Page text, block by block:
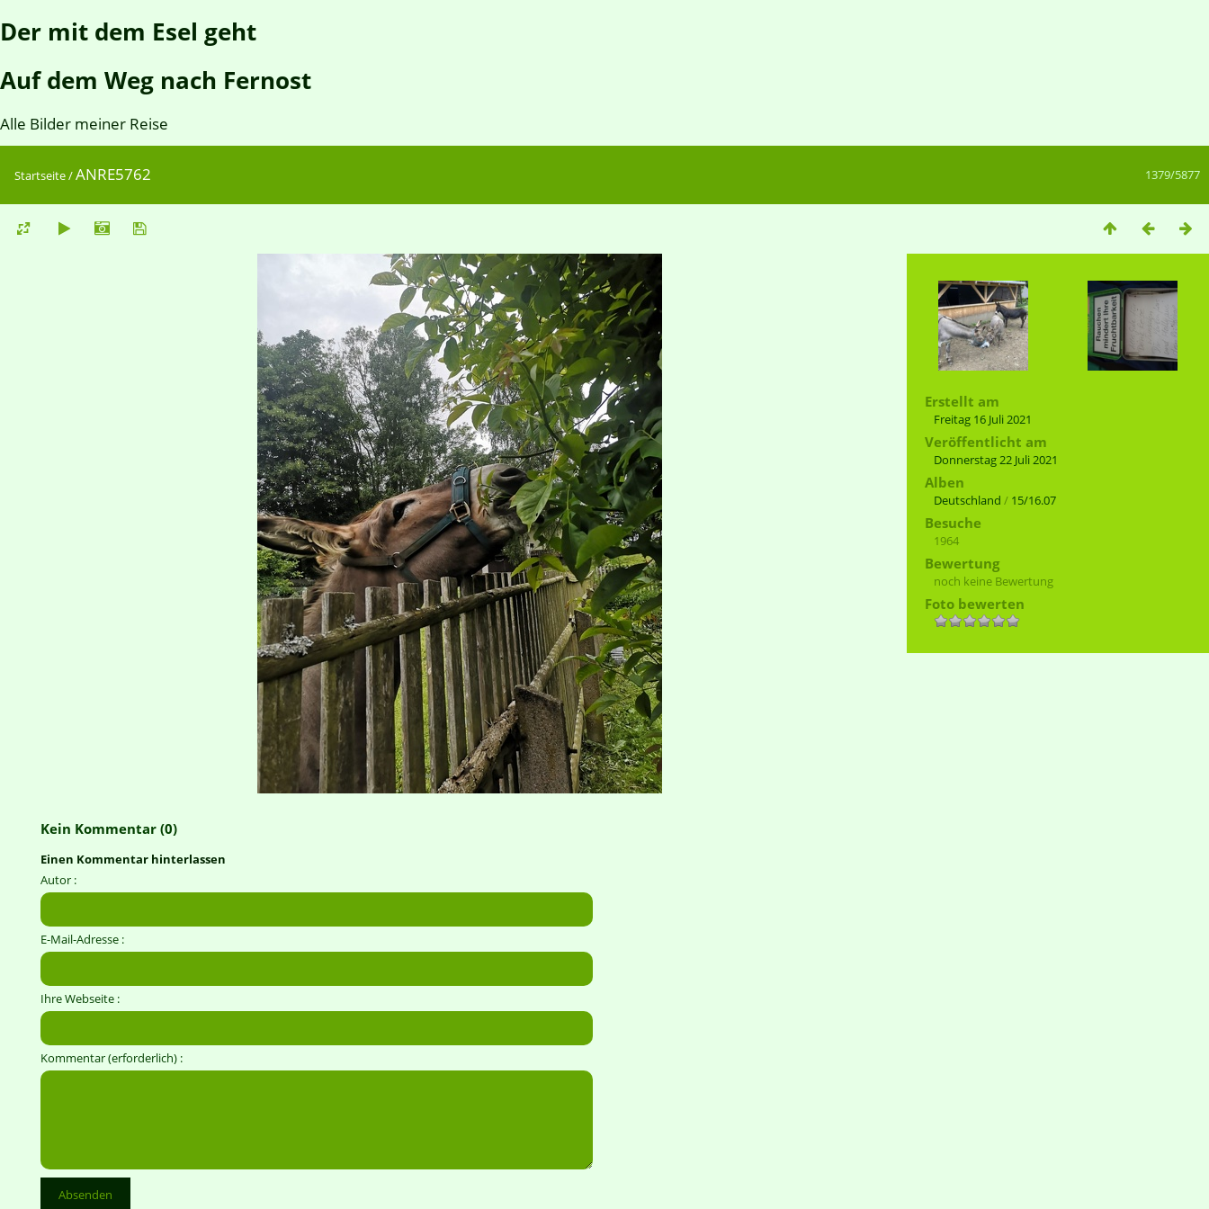
Der mit dem Esel geht
Auf dem Weg nach Fernost
Alle Bilder meiner Reise
1379/5877
Startseite/ANRE5762
Erstellt am
Freitag 16 Juli 2021
Veröffentlicht am
Donnerstag 22 Juli 2021
Alben
Deutschland / 15/16.07
Besuche
1964
Bewertung
noch keine Bewertung
Foto bewerten
Kein Kommentar (0)
Einen Kommentar hinterlassen
Autor :
E-Mail-Adresse :
Ihre Webseite :
Kommentar (erforderlich) :